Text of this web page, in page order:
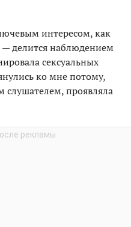
интересом, как
делится наблюдением
сексуальных
ко мне потому,
слушателем, проявляла